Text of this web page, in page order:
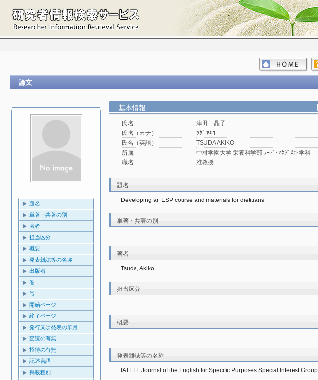
論文
題名
単著・共著の別
著者
担当区分
概要
発表雑誌等の名称
出版者
巻
号
開始ページ
終了ページ
発行又は発表の年月
査読の有無
招待の有無
記述言語
掲載種別
基本情報
氏名
津田 晶子
氏名（カナ）
ﾂﾀﾞ ｱｷｺ
氏名（英語）
TSUDA AKIKO
所属
中村学園大学 栄養科学部 ﾌｰﾄﾞ･ﾏﾈｼﾞﾒﾝﾄ学科
職名
准教授
題名
Developing an ESP course and materials for dietitians
単著・共著の別
著者
Tsuda, Akiko
担当区分
概要
発表雑誌等の名称
IATEFL Journal of the English for Specific Purposes Special Interest Group